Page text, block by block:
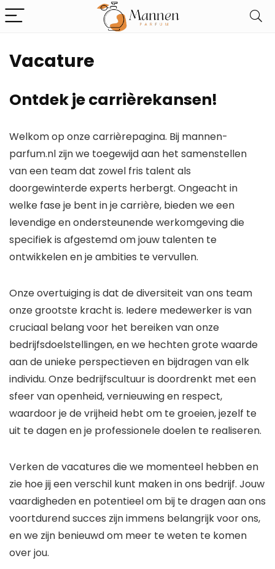
Vacature
Ontdek je carrièrekansen!
Welkom op onze carrièrepagina. Bij mannen-
parfum.nl zijn we toegewijd aan het samenstellen
van een team dat zowel fris talent als
doorgewinterde experts herbergt. Ongeacht in
welke fase je bent in je carrière, bieden we een
levendige en ondersteunende werkomgeving die
specifiek is afgestemd om jouw talenten te
ontwikkelen en je ambities te vervullen.
Onze overtuiging is dat de diversiteit van ons team
onze grootste kracht is. Iedere medewerker is van
cruciaal belang voor het bereiken van onze
bedrijfsdoelstellingen, en we hechten grote waarde
aan de unieke perspectieven en bijdragen van elk
individu. Onze bedrijfscultuur is doordrenkt met een
sfeer van openheid, vernieuwing en respect,
waardoor je de vrijheid hebt om te groeien, jezelf te
uit te dagen en je professionele doelen te realiseren.
Verken de vacatures die we momenteel hebben en
zie hoe jij een verschil kunt maken in ons bedrijf. Jouw
vaardigheden en potentieel om bij te dragen aan ons
voortdurend succes zijn immens belangrijk voor ons,
en we zijn benieuwd om meer te weten te komen
over jou.